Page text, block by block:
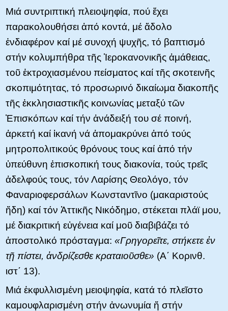
Μιά συντριπτική πλειοψηφία, πού ἔχει
παρακολουθήσει ἀπό κοντά, μέ ἄδολο
ἐνδιαφέρον καί μέ συνοχή ψυχῆς, τό βαπτισμό
στήν κολυμπήθρα τῆς Ἱεροκανονικῆς ἀμάθειας,
τοῦ ἐκτροχιασμένου πείσματος καί τῆς σκοτεινῆς
σκοπιμότητας, τό προσωρινό δικαίωμα διακοπῆς
τῆς ἐκκλησιαστικῆς κοινωνίας μεταξύ τῶν
Ἐπισκόπων καί τήν ἀνάδειξή του σέ ποινή,
ἀρκετή καί ἱκανή νά ἀπομακρύνει ἀπό τούς
μητροπολιτικούς θρόνους τους καί ἀπό τήν
ὑπεύθυνη ἐπισκοπική τους διακονία, τούς τρεῖς
ἀδελφούς τους, τόν Λαρίσης Θεολόγο, τόν
Φαναριοφερσάλων Κωνσταντῖνο (μακαριστούς
ἤδη) καί τόν Ἀττικῆς Νικόδημο, στέκεται πλάϊ μου,
μέ διακριτική εὐγένεια καί μοῦ διαβιβάζει τό
ἀποστολικό πρόσταγμα: «Γρηγορεῖτε, στήκετε ἐν
τῇ πίστει, ἀνδρίζεσθε κραταιοῦσθε» (Α΄ Κορινθ.
ιστ΄ 13).
Μιά ἐκφυλλισμένη μειοψηφία, κατά τό πλεῖστο
καμουφλαρισμένη στήν ἀνωνυμία ἤ στήν